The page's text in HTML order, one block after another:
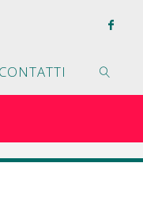
CONTATTI